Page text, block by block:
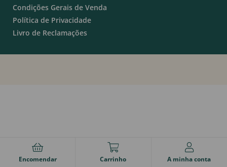
Condições Gerais de Venda
Política de Privacidade
Livro de Reclamações
Encomendar Carrinho A minha conta